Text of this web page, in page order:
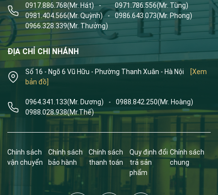
0917.886.768(Mr. Hát) - 0971.786.556(Mr. Tùng)
0981.404.566(Mr. Quỳnh) - 0986.643.073(Mr. Phong)
0966.328.339(Mr. Thưởng)
ĐỊA CHỈ CHI NHÁNH
Số 16 - Ngõ 6 Vũ Hữu - Phường Thanh Xuân - Hà Nội
[Xem
bản đồ]
0964.341.133(Mr. Dương) - 0988.842.250(Mr. Hoàng)
0988.028.938(Mr.Thế)
Chính sách
vận chuyển
Chính sách
bảo hành
Chính sách
thanh toán
Quy định đổi
trả sản
phẩm
Chính sách
chung